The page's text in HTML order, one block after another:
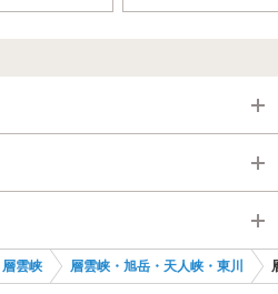
雲峡 層雲峡・旭岳・天人峡・東川